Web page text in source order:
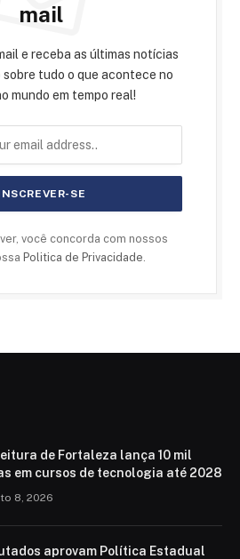
mail
e receba as últimas notícias
sobre tudo o que acontece no
mundo em tempo real!
você concorda com nossos
Politica de Privacidade
de Fortaleza lança 10 mil
em cursos de tecnologia até 2028
8, 2026
aprovam Política Estadual